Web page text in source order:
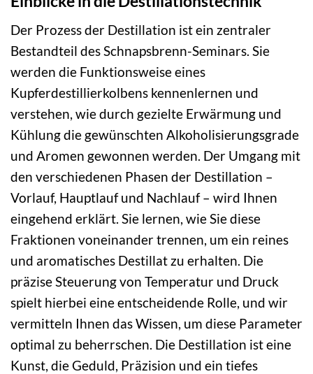
Der Prozess der Destillation ist ein zentraler
Bestandteil des Schnapsbrenn-Seminars. Sie
werden die Funktionsweise eines
Kupferdestillierkolbens kennenlernen und
verstehen, wie durch gezielte Erwärmung und
Kühlung die gewünschten Alkoholisierungsgrade
und Aromen gewonnen werden. Der Umgang mit
den verschiedenen Phasen der Destillation –
Vorlauf, Hauptlauf und Nachlauf – wird Ihnen
eingehend erklärt. Sie lernen, wie Sie diese
Fraktionen voneinander trennen, um ein reines
und aromatisches Destillat zu erhalten. Die
präzise Steuerung von Temperatur und Druck
spielt hierbei eine entscheidende Rolle, und wir
vermitteln Ihnen das Wissen, um diese Parameter
optimal zu beherrschen. Die Destillation ist eine
Kunst, die Geduld, Präzision und ein tiefes